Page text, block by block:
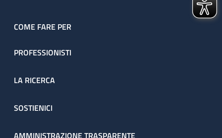
COME FARE PER
PROFESSIONISTI
LA RICERCA
SOSTIENICI